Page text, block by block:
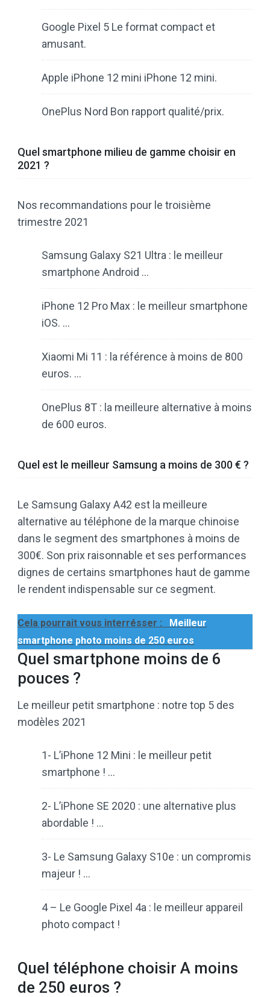
Google Pixel 5 Le format compact et
amusant.
Apple iPhone 12 mini iPhone 12 mini.
OnePlus Nord Bon rapport qualité/prix.
Quel smartphone milieu de gamme choisir en
2021 ?
Nos recommandations pour le troisième
trimestre 2021
Samsung Galaxy S21 Ultra : le meilleur
smartphone Android …
iPhone 12 Pro Max : le meilleur smartphone
iOS. …
Xiaomi Mi 11 : la référence à moins de 800
euros. …
OnePlus 8T : la meilleure alternative à moins
de 600 euros.
Quel est le meilleur Samsung a moins de 300 € ?
Le Samsung Galaxy A42 est la meilleure
alternative au téléphone de la marque chinoise
dans le segment des smartphones à moins de
300€. Son prix raisonnable et ses performances
dignes de certains smartphones haut de gamme
le rendent indispensable sur ce segment.
Cela pourrait vous interrésser :
Meilleur
smartphone photo moins de 250 euros
Quel smartphone moins de 6
pouces ?
Le meilleur petit smartphone : notre top 5 des
modèles 2021
1- L’iPhone 12 Mini : le meilleur petit
smartphone ! …
2- L’iPhone SE 2020 : une alternative plus
abordable ! …
3- Le Samsung Galaxy S10e : un compromis
majeur ! …
4 – Le Google Pixel 4a : le meilleur appareil
photo compact !
Quel téléphone choisir A moins
de 250 euros ?